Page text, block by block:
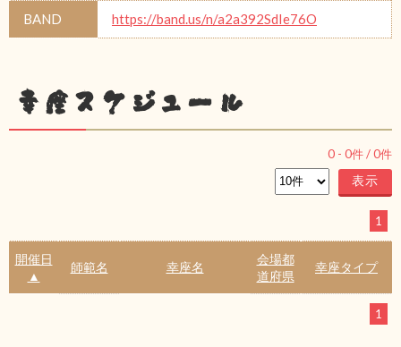
BAND https://band.us/n/a2a392SdIe76O
幸座スケジュール
0 - 0件 /0件
1
開催日
▲
師範名 幸座名
会場都
道府県
幸座タイプ
1